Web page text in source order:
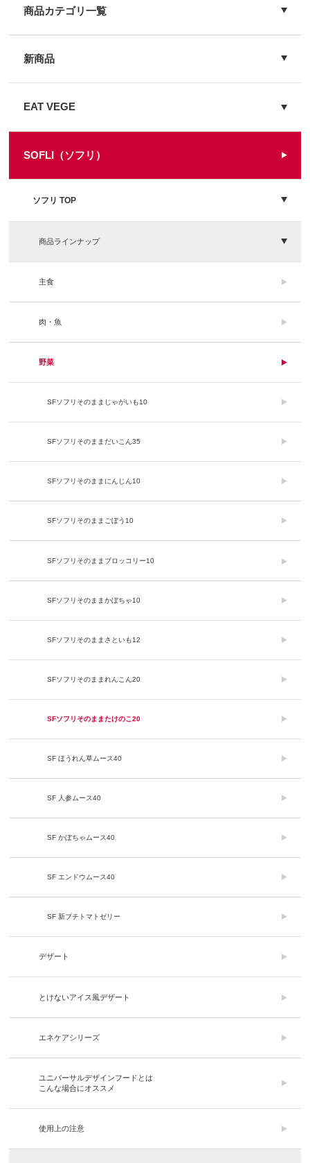
商品カテゴリ一覧
新商品
EAT VEGE
SOFLI（ソフリ）
ソフリ TOP
商品ラインナップ
主食
肉・魚
野菜
SFソフリそのままじゃがいも10
SFソフリそのままだいこん35
SFソフリそのままにんじん10
SFソフリそのままごぼう10
SFソフリそのままブロッコリー10
SFソフリそのままかぼちゃ10
SFソフリそのままさといも12
SFソフリそのままれんこん20
SFソフリそのままたけのこ20
SF ほうれん草ムース40
SF 人参ムース40
SF かぼちゃムース40
SF エンドウムース40
SF 新プチトマトゼリー
デザート
とけないアイス風デザート
エネケアシリーズ
ユニバーサルデザインフードとは
こんな場合にオススメ
使用上の注意